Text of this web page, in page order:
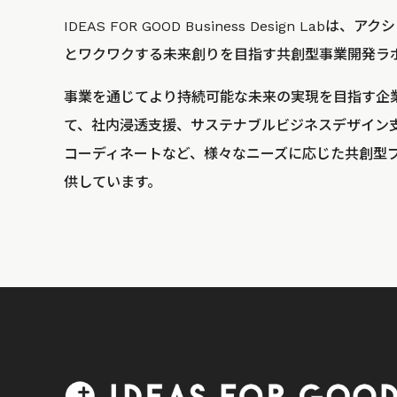
IDEAS FOR GOOD Business Design Labは、アク
とワクワクする未来創りを目指す共創型事業開発ラ
事業を通じてより持続可能な未来の実現を目指す企
て、社内浸透支援、サステナブルビジネスデザイン
コーディネートなど、様々なニーズに応じた共創型
供しています。